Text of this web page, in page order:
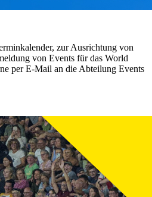
zur Ausrichtung von
von Events für das World
per E-Mail an die Abteilung Events